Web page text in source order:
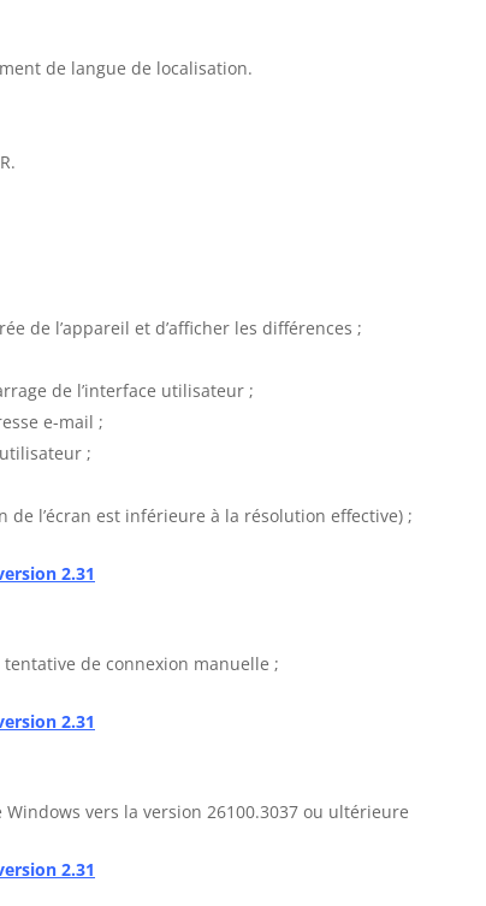
de langue de localisation.
de l’appareil et d’afficher les différences ;
de l’interface utilisateur ;
e-mail ;
;
de l’écran est inférieure à la résolution effective) ;
2.31
tentative de connexion manuelle ;
2.31
vers la version 26100.3037 ou ultérieure
2.31